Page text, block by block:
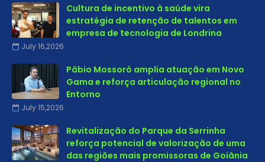
Cultura de incentivo à saúde vira
estratégia de retenção de talentos em
empresa de tecnologia de Londrina
July 16,2026
Pábio Mossoró amplia atuação em Novo
Gama e reforça articulação regional no
Entorno
July 15,2026
Revitalização do Parque da Serrinha
reforça potencial de valorização de uma
das regiões mais promissoras de Goiânia